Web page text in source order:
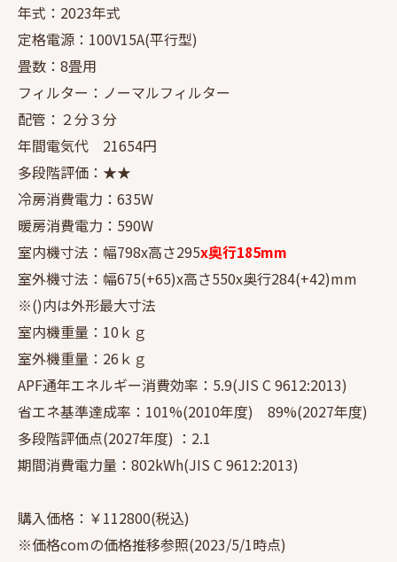
年式：2023年式
定格電源：100V15A(平行型)
畳数：8畳用
フィルター：ノーマルフィルター
配管：２分３分
年間電気代 21654円
多段階評価：★★
冷房消費電力：635W
暖房消費電力：590W
室内機寸法：幅798x高さ295x奥行185mm
室外機寸法：幅675(+65)x高さ550x奥行284(+42)mm
※()内は外形最大寸法
室内機重量：10ｋｇ
室外機重量：26ｋｇ
APF通年エネルギー消費効率：5.9(JIS C 9612:2013)
省エネ基準達成率：101%(2010年度) 89%(2027年度)
多段階評価点(2027年度) ：2.1
期間消費電力量：802kWh(JIS C 9612:2013)
購入価格：￥112800(税込)
※価格comの価格推移参照(2023/5/1時点)